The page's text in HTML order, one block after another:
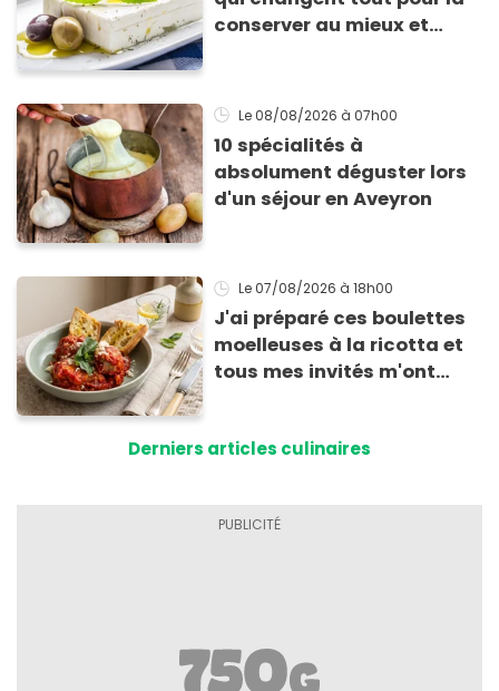
conserver au mieux et
Le 08/08/2026 à 07h00
10 spécialités à
absolument déguster lors
d'un séjour en Aveyron
Le 07/08/2026 à 18h00
J'ai préparé ces boulettes
moelleuses à la ricotta et
tous mes invités m'ont
Derniers articles culinaires